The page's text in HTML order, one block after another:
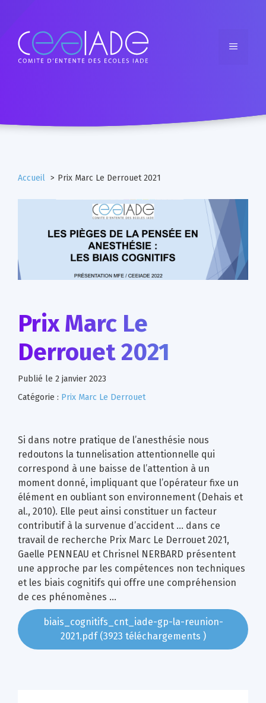
Accueil Prix Marc Le Derrouet 2021
Prix Marc Le
Derrouet 2021
Publié le 2 janvier 2023
Catégorie : Prix Marc Le Derrouet
Si dans notre pratique de l’anesthésie nous
redoutons la tunnelisation attentionnelle qui
correspond à une baisse de l’attention à un
moment donné, impliquant que l’opérateur fixe un
élément en oubliant son environnement (Dehais et
al., 2010). Elle peut ainsi constituer un facteur
contributif à la survenue d’accident … dans ce
travail de recherche Prix Marc Le Derrouet 2021,
Gaelle PENNEAU et Chrisnel NERBARD présentent
une approche par les compétences non techniques
et les biais cognitifs qui offre une compréhension
de ces phénomènes …
biais_cognitifs_cnt_iade-gp-la-reunion-
2021.pdf (3923 téléchargements )